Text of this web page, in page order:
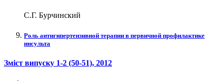
С.Г. Бурчинский
Роль антигипертензивной терапии в первичной профилактике
инсульта
Зміст випуску 1-2 (50-51), 2012